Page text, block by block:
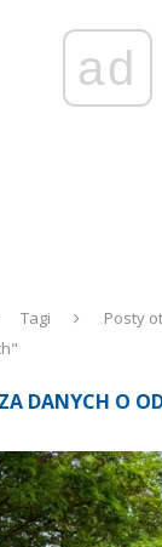
ad
Tagi
Posty
DANYCH O